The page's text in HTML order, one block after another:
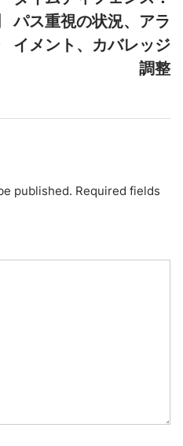
パス重視の状況、アラ
イメント、カバレッジ
調整
published. Required fields